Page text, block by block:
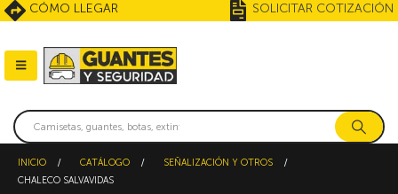
CÓMO LLEGAR SOLICITAR COTIZACIÓN
INICIO CATÁLOGO
SEÑALIZACIÓN Y OTROS
CHALECO SALVAVIDAS